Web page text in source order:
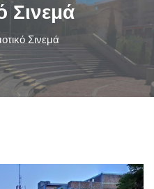
Σινεμά
Σινεμά